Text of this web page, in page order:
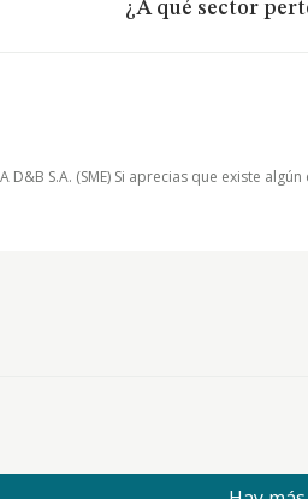
¿A qué sector
S.A. (SME) Si aprecias que existe